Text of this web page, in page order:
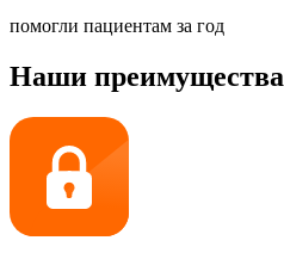
помогли пациентам за год
Наши преимущества